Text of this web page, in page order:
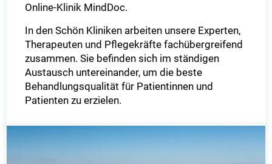
Online-Klinik MindDoc.
In den Schön Kliniken arbeiten unsere Experten,
Therapeuten und Pflegekräfte fachübergreifend
zusammen. Sie befinden sich im ständigen
Austausch untereinander, um die beste
Behandlungsqualität für Patientinnen und
Patienten zu erzielen.